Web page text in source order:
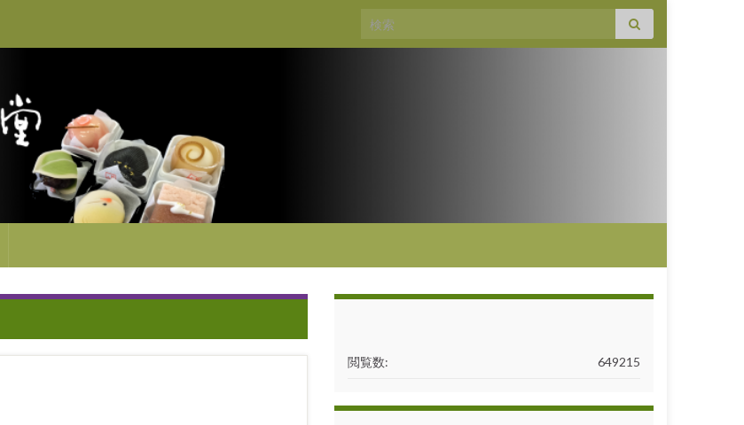
649215
閲覧数: